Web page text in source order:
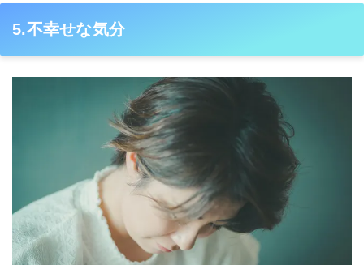
5.不幸せな気分